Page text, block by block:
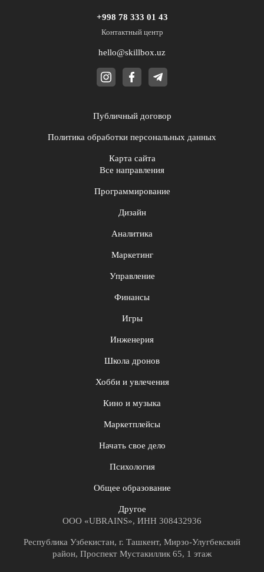
+998 78 333 01 43
Контактный центр
hello@skillbox.uz
Публичный договор
Политика обработки персональных данных
Карта сайта
Все направления
Программирование
Дизайн
Аналитика
Маркетинг
Управление
Финансы
Игры
Инженерия
Школа дронов
Хобби и увлечения
Кино и музыка
Маркетплейсы
Начать свое дело
Психология
Общее образование
Другое
ООО «UBRAINS», ИНН 308432936
Республика Узбекистан, г. Ташкент, Мирзо-Улугбекский
район, Проспект Мустакиллик 65, 1 этаж